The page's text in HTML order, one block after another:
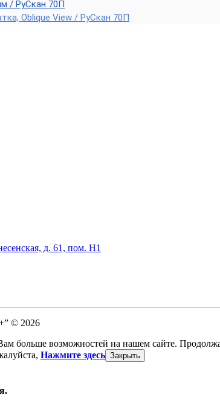
д. 61, пом. Н1
© 2026
больше возможностей на нашем сайте.
Нажмите здесь Закрыть